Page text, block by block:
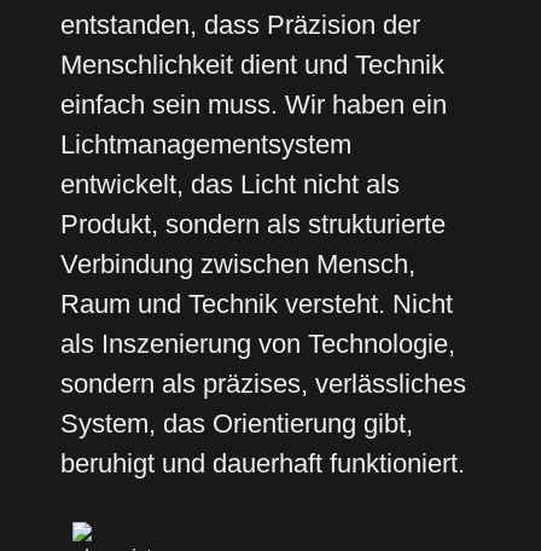
entstanden, dass Präzision der
Menschlichkeit dient und Technik
einfach sein muss. Wir haben ein
Lichtmanagementsystem
entwickelt, das Licht nicht als
Produkt, sondern als strukturierte
Verbindung zwischen Mensch,
Raum und Technik versteht. Nicht
als Inszenierung von Technologie,
sondern als präzises, verlässliches
System, das Orientierung gibt,
beruhigt und dauerhaft funktioniert.